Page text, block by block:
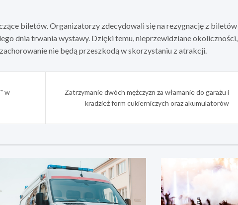
biletów. Organizatorzy zdecydowali się na rezygnację z biletów
dnia trwania wystawy. Dzięki temu, nieprzewidziane okoliczności,
nie będą przeszkodą w skorzystaniu z atrakcji.
w
Zatrzymanie dwóch mężczyzn za włamanie do garażu i
kradzież form cukierniczych oraz akumulatorów